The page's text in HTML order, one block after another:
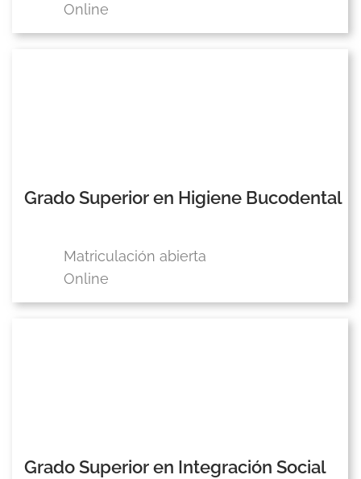
Online
Grado Superior en Higiene Bucodental
Matriculación abierta
Online
Grado Superior en Integración Social